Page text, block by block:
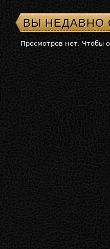
ВЫ НЕДАВНО
Просмотров нет. Чтобы